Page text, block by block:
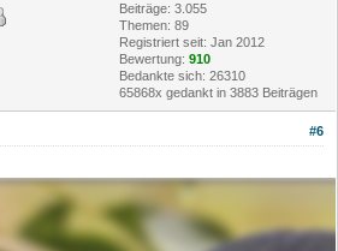
Beiträge: 3.055
Themen: 89
Registriert seit: Jan 2012
Bewertung: 910
Bedankte sich: 26310
65868x gedankt in 3883 Beiträgen
#6